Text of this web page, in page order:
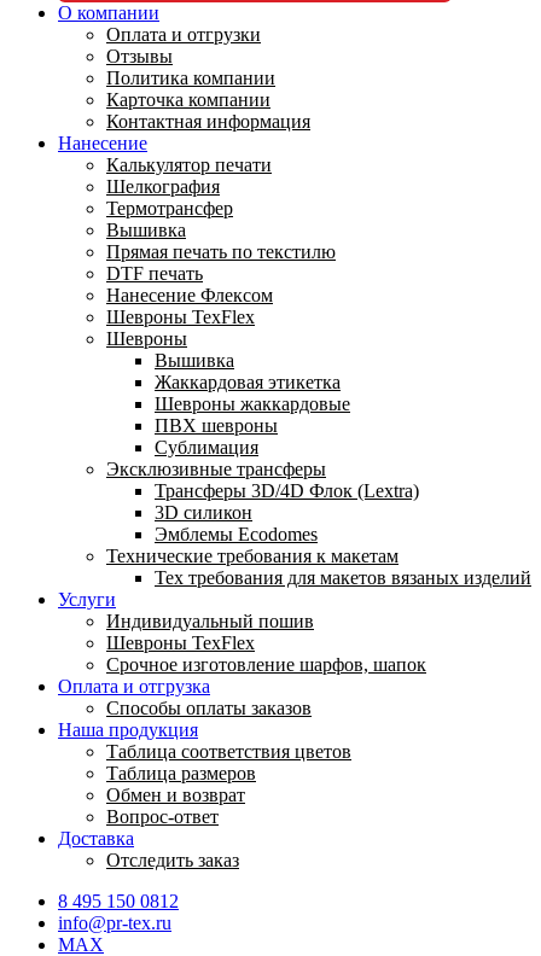
О компании
Оплата и отгрузки
Отзывы
Политика компании
Карточка компании
Контактная информация
Нанесение
Калькулятор печати
Шелкография
Термотрансфер
Вышивка
Прямая печать по текстилю
DTF печать
Нанесение Флексом
Шевроны TexFlex
Шевроны
Вышивка
Жаккардовая этикетка
Шевроны жаккардовые
ПВХ шевроны
Сублимация
Эксклюзивные трансферы
Трансферы 3D/4D Флок (Lextra)
3D силикон
Эмблемы Ecodomes
Технические требования к макетам
Тех требования для макетов вязаных изделий
Услуги
Индивидуальный пошив
Шевроны TexFlex
Срочное изготовление шарфов, шапок
Оплата и отгрузка
Способы оплаты заказов
Наша продукция
Таблица соответствия цветов
Таблица размеров
Обмен и возврат
Вопрос-ответ
Доставка
Отследить заказ
8 495 150 0812
info@pr-tex.ru
MAX